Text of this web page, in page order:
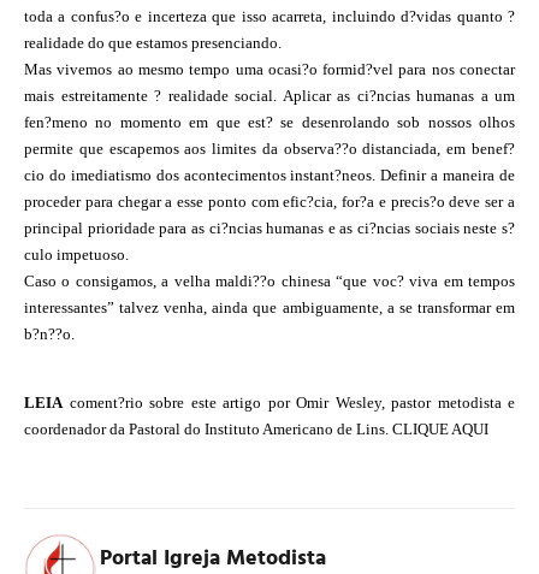
toda a confus?o e incerteza que isso acarreta, incluindo d?vidas quanto ?
realidade do que estamos presenciando.
Mas vivemos ao mesmo tempo uma ocasi?o formid?vel para nos conectar
mais estreitamente ? realidade social. Aplicar as ci?ncias humanas a um
fen?meno no momento em que est? se desenrolando sob nossos olhos
permite que escapemos aos limites da observa??o distanciada, em benef?
cio do imediatismo dos acontecimentos instant?neos. Definir a maneira de
proceder para chegar a esse ponto com efic?cia, for?a e precis?o deve ser a
principal prioridade para as ci?ncias humanas e as ci?ncias sociais neste s?
culo impetuoso.
Caso o consigamos, a velha maldi??o chinesa “que voc? viva em tempos
interessantes” talvez venha, ainda que ambiguamente, a se transformar em
b?n??o.
LEIAcoment?rio sobre este artigo por Omir Wesley, pastor metodista e
coordenador da Pastoral do Instituto Americano de Lins. CLIQUE AQUI
Portal Igreja Metodista